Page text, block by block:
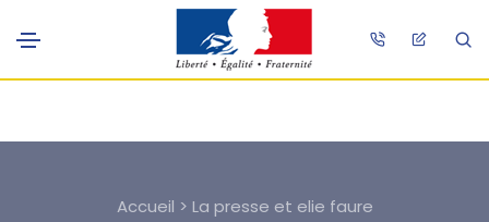
Accueil > La presse et elie faure